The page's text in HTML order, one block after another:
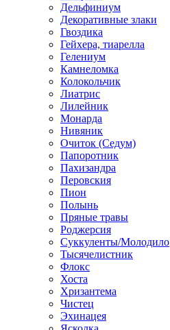
Дельфиниум
Декоративные злаки
Гвоздика
Гейхера, тиарелла
Гелениум
Камнеломка
Колокольчик
Лиатрис
Лилейник
Монарда
Нивяник
Очиток (Седум)
Папоротник
Пахизандра
Перовския
Пион
Полынь
Пряные травы
Роджерсия
Суккуленты/Молодило
Тысячелистник
Флокс
Хоста
Хризантема
Чистец
Эхинацея